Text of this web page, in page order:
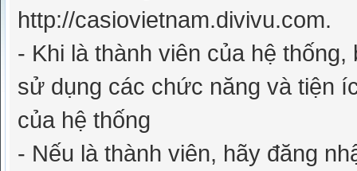
http://casiovietnam.divivu.com.
- Khi là thành viên của hệ
sử dụng các chức năng và tiện
của hệ thống
- Nếu là thành viên, hãy đăng